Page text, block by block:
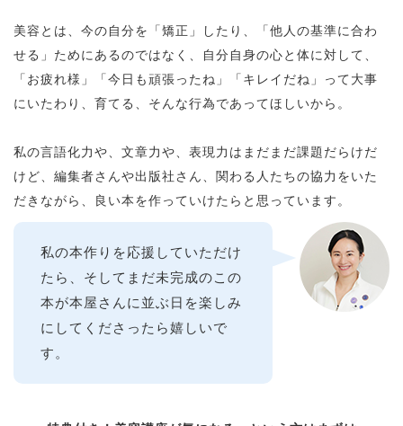
美容とは、今の自分を「矯正」したり、「他人の基準に合わ
せる」ためにあるのではなく、自分自身の心と体に対して、
「お疲れ様」「今日も頑張ったね」「キレイだね」って大事
にいたわり、育てる、そんな行為であってほしいから。
私の言語化力や、文章力や、表現力はまだまだ課題だらけだ
けど、編集者さんや出版社さん、関わる人たちの協力をいた
だきながら、良い本を作っていけたらと思っています。
私の本作りを応援していただけ
たら、そしてまだ未完成のこの
本が本屋さんに並ぶ日を楽しみ
にしてくださったら嬉しいで
す。